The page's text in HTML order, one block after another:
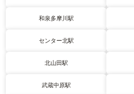
和泉多摩川駅
センター北駅
北山田駅
武蔵中原駅